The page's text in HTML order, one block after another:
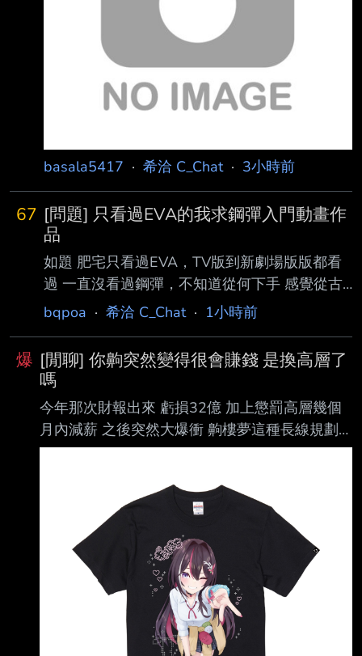
basala5417 · 希洽 C_Chat· 3小時前
67 [問題] 只看過EVA的我求鋼彈入門動畫作
品
如題 肥宅只看過EVA，TV版到新劇場版版都看
過 一直沒看過鋼彈，不知道從何下手 感覺從古
早第一部作品追很可能會因為畫風棄劇 有推薦
bqpoa · 希洽 C_Chat· 1小時前
爆 [閒聊] 你齁突然變得很會賺錢 是換高層了
嗎
今年那次財報出來 虧損32億 加上懲罰高層幾個
月內減薪 之後突然大爆衝 齁樓夢這種長線規劃
的就算了 現在這波T-shirt出來 又很多粉絲要買買
https://i.urusai.cc/3rl12.png
https://i.urusai.cc/PzGjK.jpg
https://i.urusai.cc/yC6gk.jpg
https://i.urusai.cc/Mncfj.jpg 你齁突然變得很會賺
錢 是董事會議時被提醒了嗎 還是有換營運高